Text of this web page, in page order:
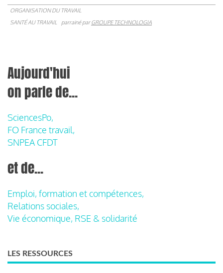
ORGANISATION DU TRAVAIL
SANTÉ AU TRAVAIL
parrainé parGROUPE TECHNOLOGIA
Aujourd'hui
on parle de...
SciencesPo,
FO France travail,
SNPEA CFDT
et de...
Emploi, formation et compétences,
Relations sociales,
Vie économique, RSE & solidarité
LES RESSOURCES